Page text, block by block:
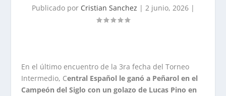
Publicado por Cristian Sanchez | 2 junio, 2026|
En el último encuentro de la 3ra fecha del Torneo
Intermedio, Central Español le ganó a Peñarol en el
Campeón del Siglo con un golazo de Lucas Pino en